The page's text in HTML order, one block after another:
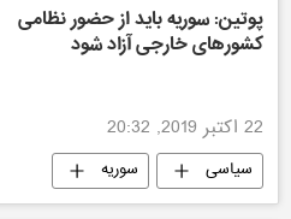
پوتین: سوریه باید از حضور نظامی
کشورهای خارجی آزاد شود
22 اکتبر 2019, 20:32
سیاسی سوریه